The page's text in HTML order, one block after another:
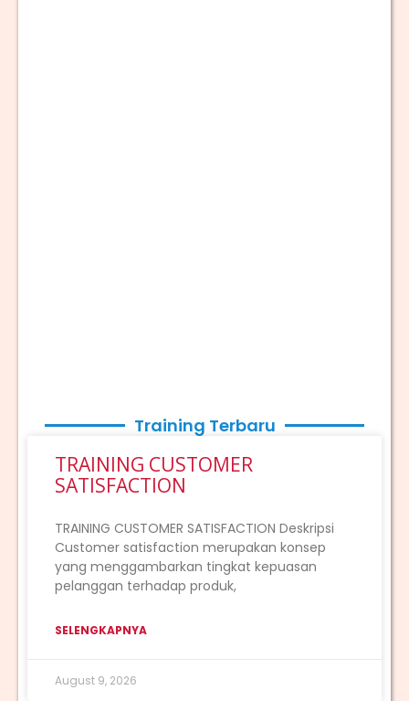
Training Terbaru
TRAINING CUSTOMER
SATISFACTION
TRAINING CUSTOMER SATISFACTION Deskripsi
Customer satisfaction merupakan konsep
yang menggambarkan tingkat kepuasan
pelanggan terhadap produk,
SELENGKAPNYA
August 9, 2026